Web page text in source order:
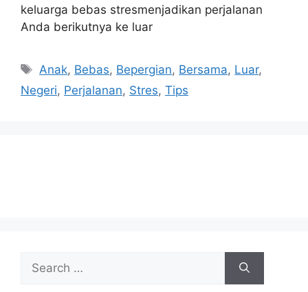
keluarga bebas stresmenjadikan perjalanan
Anda berikutnya ke luar
Tags
Anak, Bebas, Bepergian, Bersama, Luar,
Negeri, Perjalanan, Stres, Tips
for: